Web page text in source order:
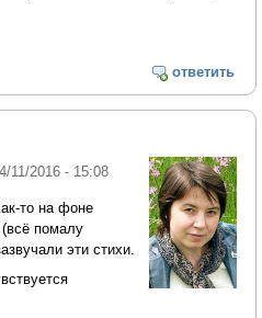
ответить
11/2016 - 15:08
то на фоне
помалу
эти стихи.